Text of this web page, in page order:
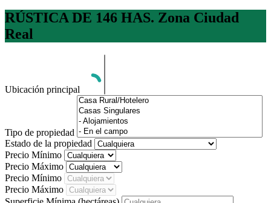
RÚSTICA DE 146 HAS. Zona Ciudad
Real
Ubicación principal
Tipo de propiedad
Estado de la propiedad
Precio Mínimo
Precio Máximo
Precio Mínimo
Precio Máximo